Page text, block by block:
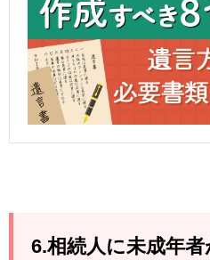
6.相続人に未成年者